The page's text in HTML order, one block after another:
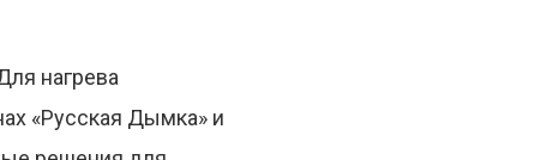
нагрева
«Русская Дымка» и